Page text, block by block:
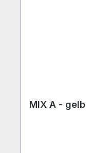
MIX A - gelb